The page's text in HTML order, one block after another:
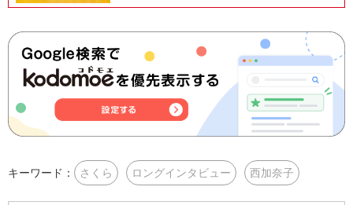
キーワード： さくら ロングインタビュー 西加奈子